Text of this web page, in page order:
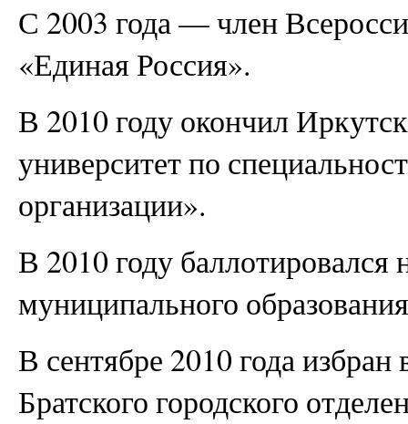
С 2003 года — член
«Единая Россия».
В 2010 году окончил
университет по
организации».
В 2010 году баллотировался
муниципального
В сентябре 2010 года
Братского городского